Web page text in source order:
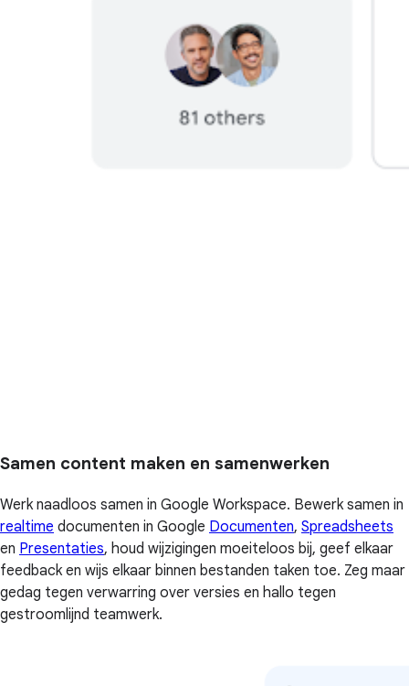
Samen content maken en samenwerken
Werk naadloos samen in Google Workspace. Bewerk samen in
realtime documenten in Google Documenten, Spreadsheets
en Presentaties, houd wijzigingen moeiteloos bij, geef elkaar
feedback en wijs elkaar binnen bestanden taken toe. Zeg maar
gedag tegen verwarring over versies en hallo tegen
gestroomlijnd teamwerk.